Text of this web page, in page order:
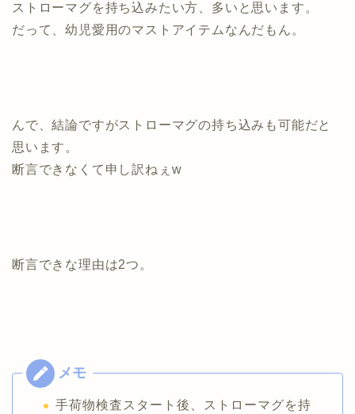
ストローマグを持ち込みたい方、多いと思います。
だって、幼児愛用のマストアイテムなんだもん。
んで、結論ですがストローマグの持ち込みも可能だと
思います。
断言できなくて申し訳ねぇw
断言できな理由は2つ。
手荷物検査スタート後、ストローマグを持